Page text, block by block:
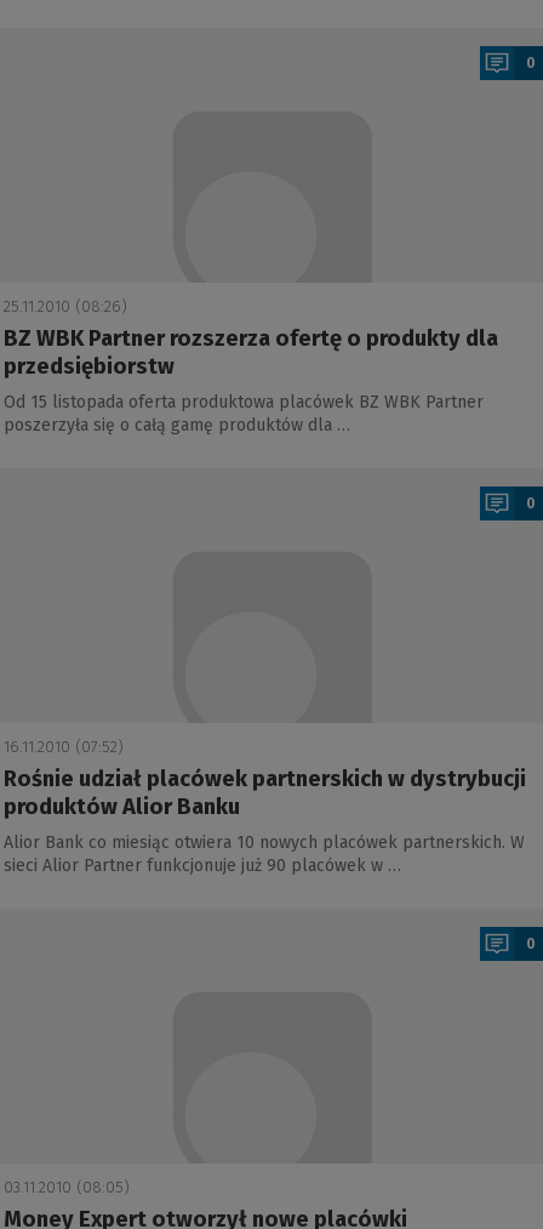
0
25.11.2010 (08:26)
BZ WBK Partner rozszerza ofertę o produkty dla
przedsiębiorstw
Od 15 listopada oferta produktowa placówek BZ WBK Partner
poszerzyła się o całą gamę produktów dla …
0
16.11.2010 (07:52)
Rośnie udział placówek partnerskich w dystrybucji
produktów Alior Banku
Alior Bank co miesiąc otwiera 10 nowych placówek partnerskich. W
sieci Alior Partner funkcjonuje już 90 placówek w …
0
03.11.2010 (08:05)
Money Expert otworzył nowe placówki